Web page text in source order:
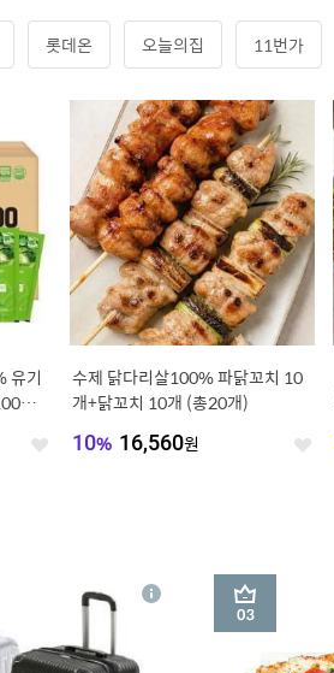
롯데온 오늘의집 11번가
유기
포
좋
수제 닭다리살100% 파닭꼬치 10
개+닭꼬치 10개 (총20개)
10% 16,560원 좋
상
3